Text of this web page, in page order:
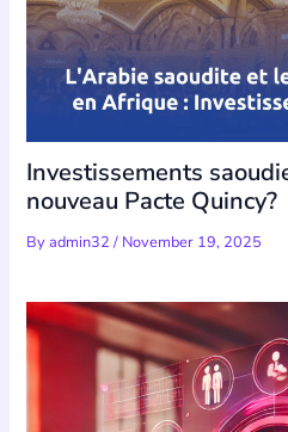
Investissements
nouveau Pacte Quincy?
Byadmin32/ November 19, 2025